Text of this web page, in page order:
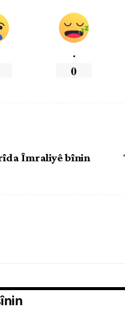
.
0
Îmraliyê bînin